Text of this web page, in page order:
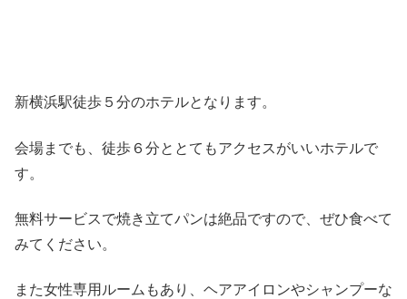
新横浜駅徒歩５分のホテルとなります。
会場までも、徒歩６分ととてもアクセスがいいホテルで
す。
無料サービスで焼き立てパンは絶品ですので、ぜひ食べて
みてください。
また女性専用ルームもあり、ヘアアイロンやシャンプーな